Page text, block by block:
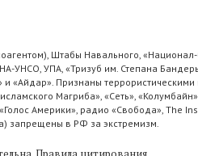
Штабы Навального, «Национал-
УНСО, УПА, «Тризуб им. Степана
и «Айдар». Признаны
Магриба», «Сеть»,
Америки», радио «Свобода», The
запрещены в РФ за экстремизм.